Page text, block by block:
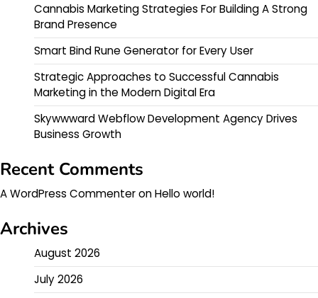
Cannabis Marketing Strategies For Building A Strong
Brand Presence
Smart Bind Rune Generator for Every User
Strategic Approaches to Successful Cannabis
Marketing in the Modern Digital Era
Skywwward Webflow Development Agency Drives
Business Growth
Recent Comments
A WordPress CommenteronHello world!
Archives
August 2026
July 2026